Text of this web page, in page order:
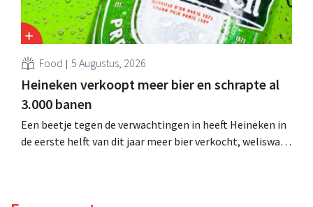
Food 5 Augustus, 2026
Heineken verkoopt meer bier en schrapte al
3.000 banen
Een beetje tegen de verwachtingen in heeft Heineken in
de eerste helft van dit jaar meer bier verkocht, weliswaar